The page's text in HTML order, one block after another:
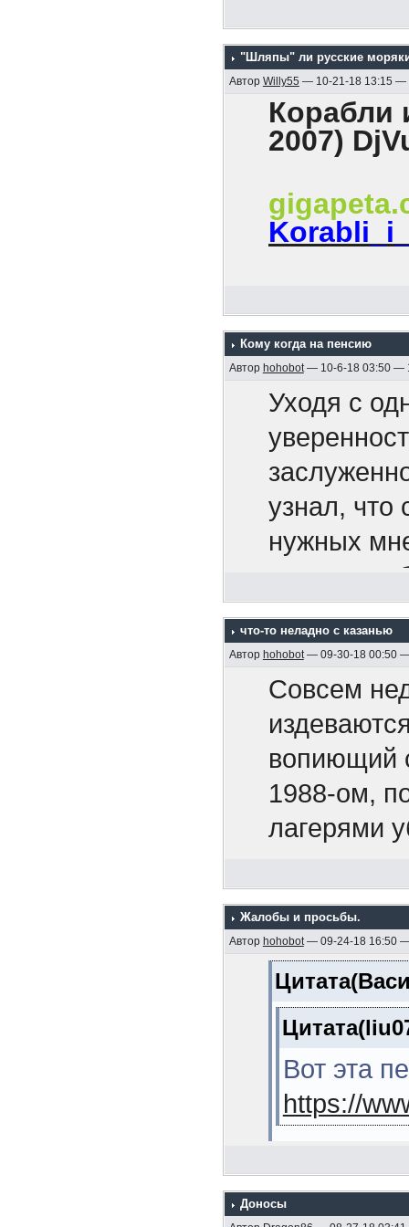
мира!».
каждого
всех
И как все,
Как были
твоим
"Шляпы" ли русские
Автор Willy55 — 10-21-18 13:15 —
Корабли
2007)
1.
2. Гибель
3. Боевые
Апальков
4.
5.
6. На
7.
8. Минные
2005, 128
9.
Р.М. ,
10.
1925 гг.
(Кузнецов
12.
13.
В.Я. ,
14.
15.
стр.)
Кому когда на пенсию
Автор hohobot— 10-6-18 03:50 —
Уходя с
узнал, что
нужных
вовсе на
65-ть
Сказать,
И тут не
завтра
Маркиз
что-то неладно с казанью
Автор hohobot— 09-30-18 00:50 —
Совсем
вопиющий
1988-ом,
лагерями
Так это
товарищ,
Жалобы и просьбы.
Автор hohobot— 09-24-18 16:50 —
Вот эта
https://
Лучше
Цитата
Доносы